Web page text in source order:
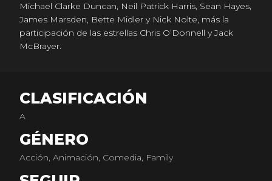
Michael Clarke Duncan, Neil Patrick Harris, Sean Hayes,
James Marsden, Bette Midler y Nick Nolte, más la
participación de las estrellas Chris O’Donnell y Jack
McBrayer.
CLASIFICACIÓN
A
GÉNERO
Acción, Animación, Comedia, Family